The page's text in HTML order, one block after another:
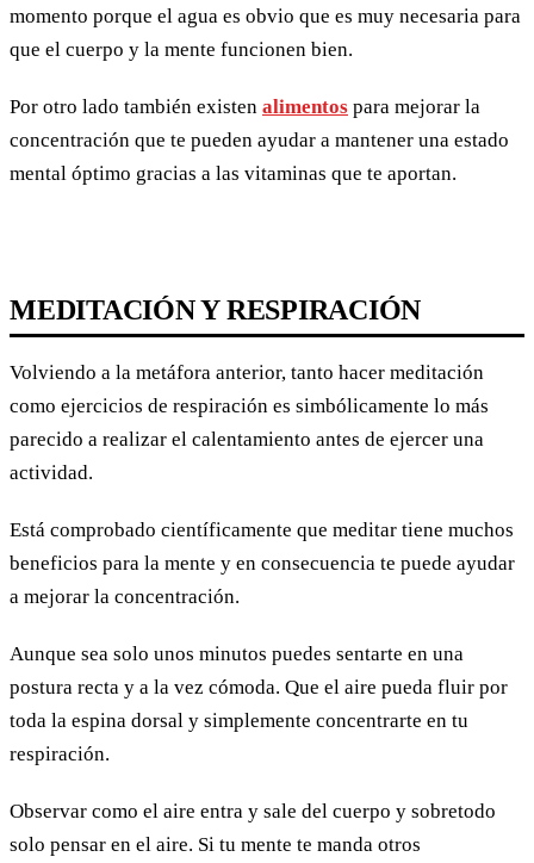
momento porque el agua es obvio que es muy necesaria para
que el cuerpo y la mente funcionen bien.
Por otro lado también existen alimentos para mejorar la
concentración que te pueden ayudar a mantener una estado
mental óptimo gracias a las vitaminas que te aportan.
MEDITACIÓN Y RESPIRACIÓN
Volviendo a la metáfora anterior, tanto hacer meditación
como ejercicios de respiración es simbólicamente lo más
parecido a realizar el calentamiento antes de ejercer una
actividad.
Está comprobado científicamente que meditar tiene muchos
beneficios para la mente y en consecuencia te puede ayudar
a mejorar la concentración.
Aunque sea solo unos minutos puedes sentarte en una
postura recta y a la vez cómoda. Que el aire pueda fluir por
toda la espina dorsal y simplemente concentrarte en tu
respiración.
Observar como el aire entra y sale del cuerpo y sobretodo
solo pensar en el aire. Si tu mente te manda otros